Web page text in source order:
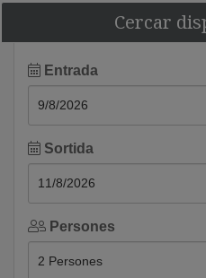
Cercar
Entrada
Sortida
Persones